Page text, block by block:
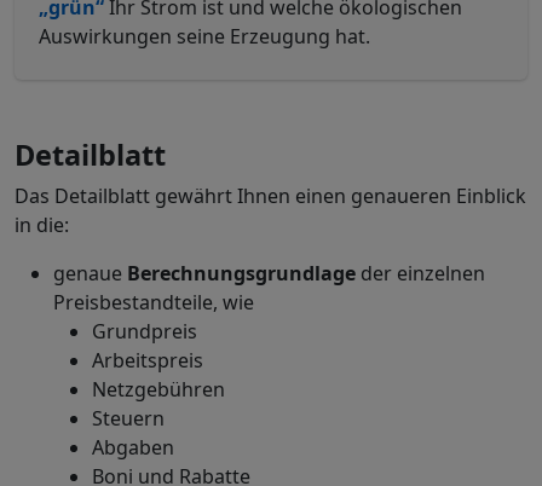
„grün“Ihr Strom ist und welche ökologischen
Auswirkungen seine Erzeugung hat.
Detailblatt
Das Detailblatt gewährt Ihnen einen genaueren Einblick
in die:
genaue Berechnungsgrundlage der einzelnen
Preisbestandteile, wie
Grundpreis
Arbeitspreis
Netzgebühren
Steuern
Abgaben
Boni und Rabatte